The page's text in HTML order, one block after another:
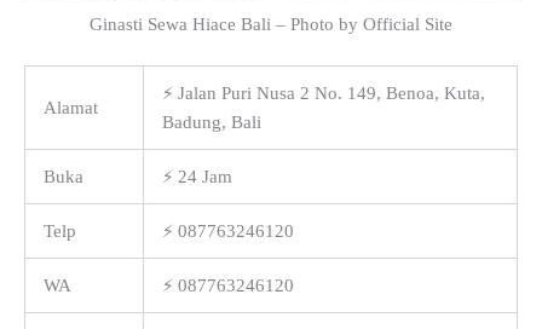
Ginasti Sewa Hiace Bali – Photo by Official Site
Alamat
⚡ Jalan Puri Nusa 2 No. 149, Benoa, Kuta,
Badung, Bali
Buka ⚡ 24 Jam
Telp ⚡ 087763246120
WA ⚡ 087763246120